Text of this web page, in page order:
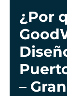
¿Por
–